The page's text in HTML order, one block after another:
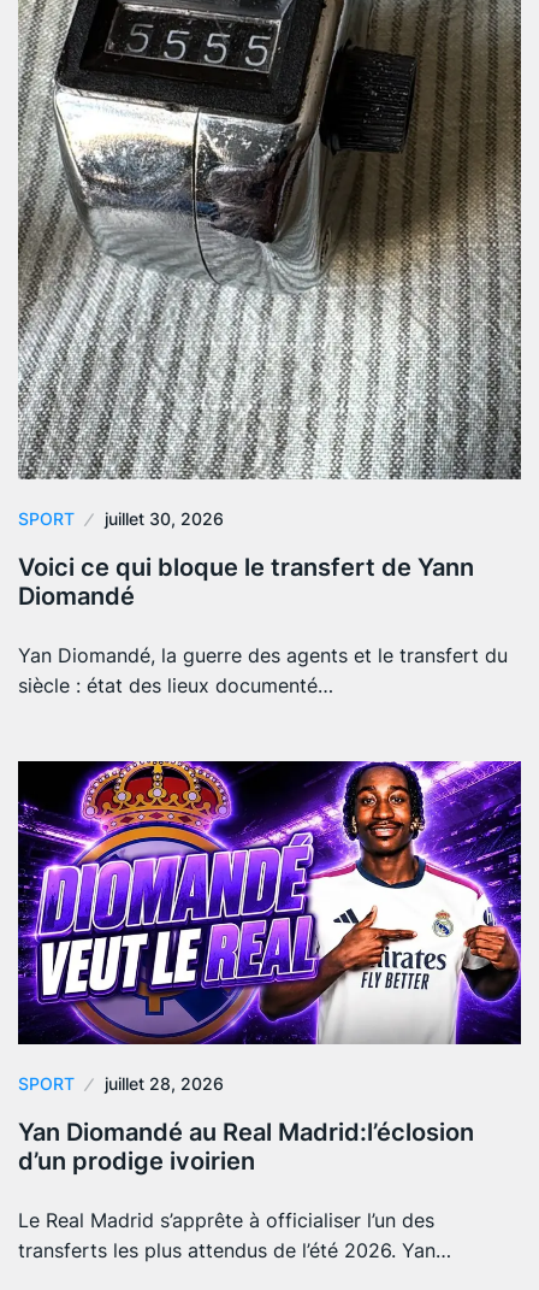
SPORT juillet 30, 2026
Voici ce qui bloque le transfert de Yann
Diomandé
Yan Diomandé, la guerre des agents et le transfert du
siècle : état des lieux documenté…
SPORT juillet 28, 2026
Yan Diomandé au Real Madrid:l’éclosion
d’un prodige ivoirien
Le Real Madrid s’apprête à officialiser l’un des
transferts les plus attendus de l’été 2026. Yan…